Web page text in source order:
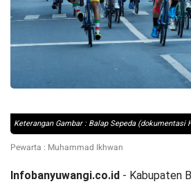
Keterangan Gambar : Balap Sepeda (dokumentasi
Pewarta : Muhammad Ikhwan
Infobanyuwangi.co.id - Kabupaten